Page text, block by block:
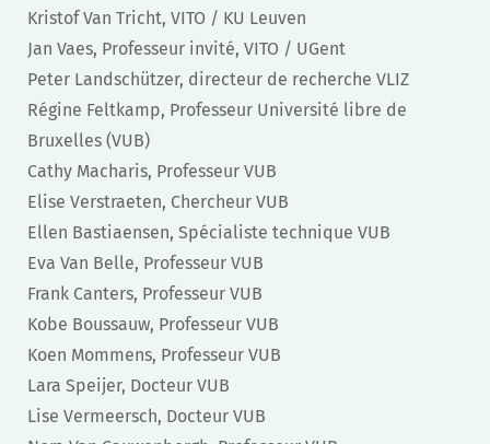
Kristof Van Tricht, VITO / KU Leuven
Jan Vaes, Professeur invité, VITO / UGent
Peter Landschützer, directeur de recherche VLIZ
Régine Feltkamp, Professeur Université libre de
Bruxelles (VUB)
Cathy Macharis, Professeur VUB
Elise Verstraeten, Chercheur VUB
Ellen Bastiaensen, Spécialiste technique VUB
Eva Van Belle, Professeur VUB
Frank Canters, Professeur VUB
Kobe Boussauw, Professeur VUB
Koen Mommens, Professeur VUB
Lara Speijer, Docteur VUB
Lise Vermeersch, Docteur VUB